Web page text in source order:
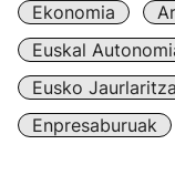
Ekonomia
Euskal
Eusko Jaurlaritza
Enpresaburuak